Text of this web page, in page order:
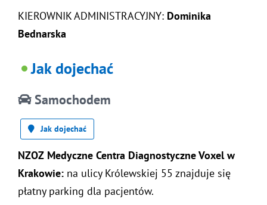
KIEROWNIK ADMINISTRACYJNY: Dominika
Bednarska
Jak dojechać
Samochodem
Jak dojechać
NZOZ Medyczne Centra Diagnostyczne Voxel w
Krakowie: na ulicy Królewskiej 55 znajduje się
płatny parking dla pacjentów.